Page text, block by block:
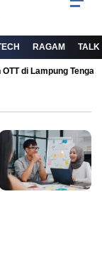
RAGAM TALK
di Lampung